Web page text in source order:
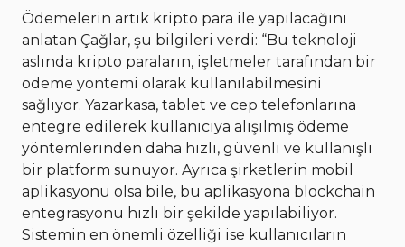
Ödemelerin artık kripto para ile yapılacağını
anlatan Çağlar, şu bilgileri verdi: “Bu teknoloji
aslında kripto paraların, işletmeler tarafından bir
ödeme yöntemi olarak kullanılabilmesini
sağlıyor. Yazarkasa, tablet ve cep telefonlarına
entegre edilerek kullanıcıya alışılmış ödeme
yöntemlerinden daha hızlı, güvenli ve kullanışlı
bir platform sunuyor. Ayrıca şirketlerin mobil
aplikasyonu olsa bile, bu aplikasyona blockchain
entegrasyonu hızlı bir şekilde yapılabiliyor.
Sistemin en önemli özelliği ise kullanıcıların